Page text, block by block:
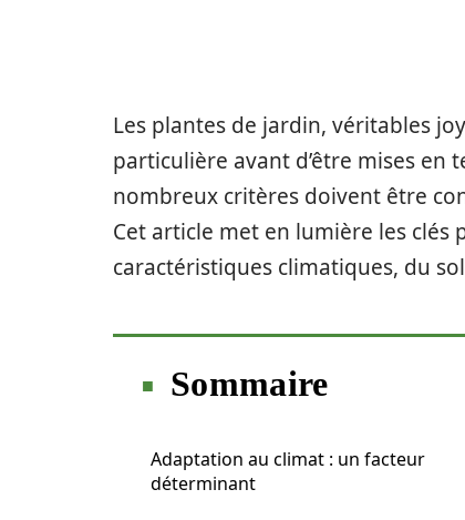
Les plantes de jardin, véritables
particulière avant d’être mises en
nombreux critères doivent être
Cet article met en lumière les
caractéristiques climatiques, du
Sommaire
Adaptation au climat : un facteur
déterminant